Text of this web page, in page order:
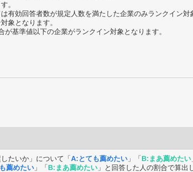
。
効回答者数が規定人数を満たした企業のみランクイン対
象となります。
基準値以下の企業がランクイン対象となります。
たいか」について「A:とても薦めたい 」「B:まあ薦めたい
薦めたい 」「B:まあ薦めたい 」と回答した人の割合で算出